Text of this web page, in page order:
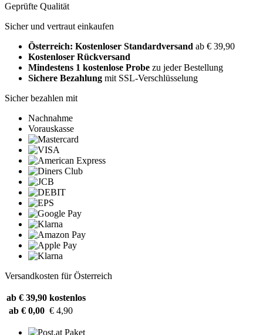
Geprüfte Qualität
Sicher und vertraut einkaufen
Österreich: Kostenloser Standardversand ab € 39,90
Kostenloser Rückversand
Mindestens 1 kostenlose Probe zu jeder Bestellung
Sichere Bezahlung mit SSL-Verschlüsselung
Sicher bezahlen mit
Nachnahme
Vorauskasse
Versandkosten für Österreich
ab € 39,90 kostenlos
ab € 0,00 € 4,90